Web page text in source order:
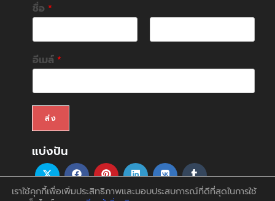
ชื่อ *
F
i
r
L
อีเมล์ *
ส่ง
แบ่งปัน
เราใช้คุกกี้เพื่อเพิ่มประสิทธิภาพและมอบประสบการณ์ที่ดีที่สุดในการใช้